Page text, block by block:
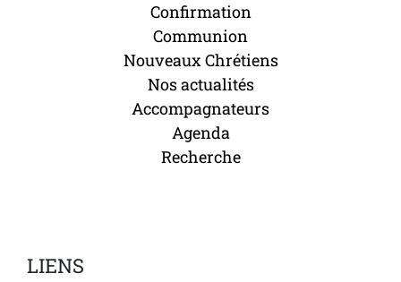
Confirmation
Communion
Nouveaux Chrétiens
Nos actualités
Accompagnateurs
Agenda
Recherche
LIENS